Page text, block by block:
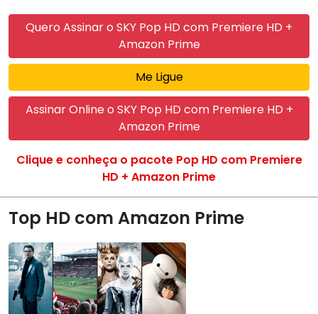
Quero Assinar o SKY Pop HD com Premiere HD +
Amazon Prime
Me Ligue
Assinar Online o SKY Pop HD com Premiere HD +
Amazon Prime
Clique e conheça o pacote Pop HD com Premiere
HD + Amazon Prime
Top HD com Amazon Prime